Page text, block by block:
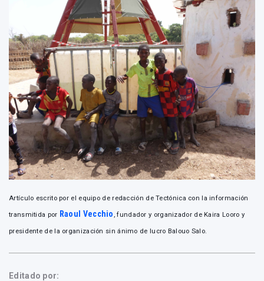
Artículo escrito por el equipo de redacción de Tectónica con la información
transmitida por Raoul Vecchio , fundador y organizador de Kaira Looro y
presidente de la organización sin ánimo de lucro Balouo Salo.
Editado por: